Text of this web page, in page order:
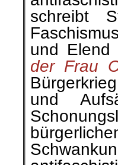
schreibt
und Elend
der Frau
und